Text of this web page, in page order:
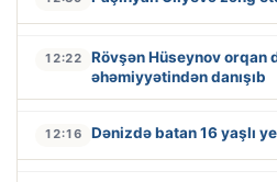
12:22
Rövşən Hüseynov orqan
əhəmiyyətindən danışıb
12:16 Dənizdə batan 16 yaşlı